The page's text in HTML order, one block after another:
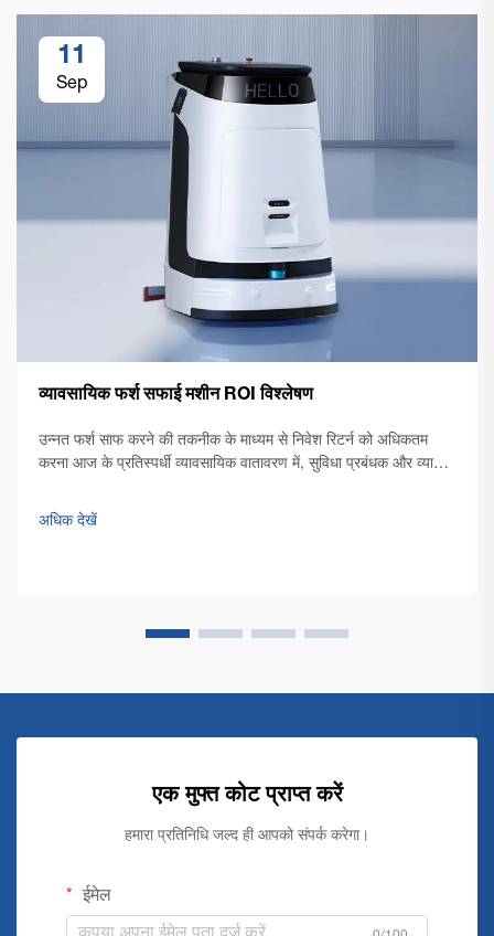
11
Sep
व्यावसायिक फर्श सफाई मशीन ROI विश्लेषण
उन्नत फर्श साफ करने की तकनीक के माध्यम से निवेश रिटर्न को अधिकतम
करना आज के प्रतिस्पर्धी व्यावसायिक वातावरण में, सुविधा प्रबंधक और व्यापार
अच्छी तरह से साफ सफाई बनाए रखने पर अधिकाधिक ध्यान केंद्रित कर रहे
अधिक देखें
एक मुफ्त कोट प्राप्त करें
हमारा प्रतिनिधि जल्द ही आपको संपर्क करेगा।
ईमेल